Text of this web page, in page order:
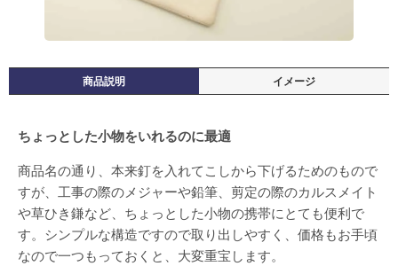
商品説明 イメージ
ちょっとした小物をいれるのに最適
商品名の通り、本来釘を入れてこしから下げるためのもので
すが、工事の際のメジャーや鉛筆、剪定の際のカルスメイト
や草ひき鎌など、ちょっとした小物の携帯にとても便利で
す。シンプルな構造ですので取り出しやすく、価格もお手頃
なので一つもっておくと、大変重宝します。